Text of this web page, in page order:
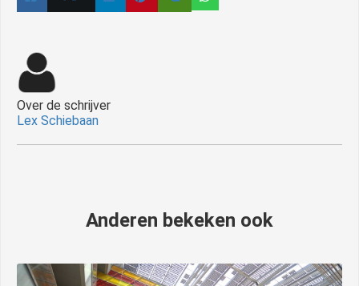
Over de schrijver
Lex Schiebaan
Anderen bekeken ook